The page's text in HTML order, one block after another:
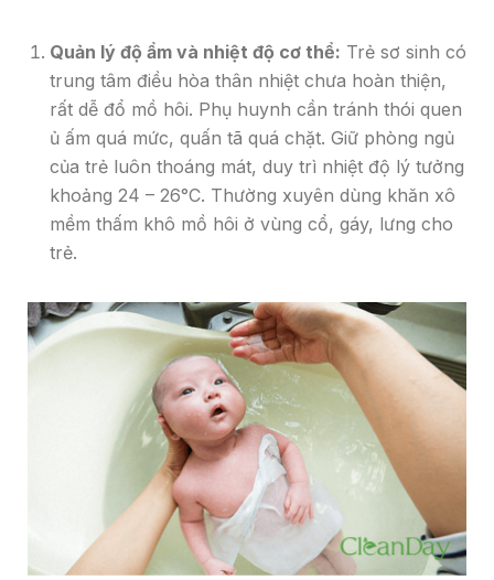
Quản lý độ ẩm và nhiệt độ cơ thể: Trẻ sơ sinh có
trung tâm điều hòa thân nhiệt chưa hoàn thiện,
rất dễ đổ mồ hôi. Phụ huynh cần tránh thói quen
ủ ấm quá mức, quấn tã quá chặt. Giữ phòng ngủ
của trẻ luôn thoáng mát, duy trì nhiệt độ lý tưởng
khoảng 24 – 26°C. Thường xuyên dùng khăn xô
mềm thấm khô mồ hôi ở vùng cổ, gáy, lưng cho
trẻ.